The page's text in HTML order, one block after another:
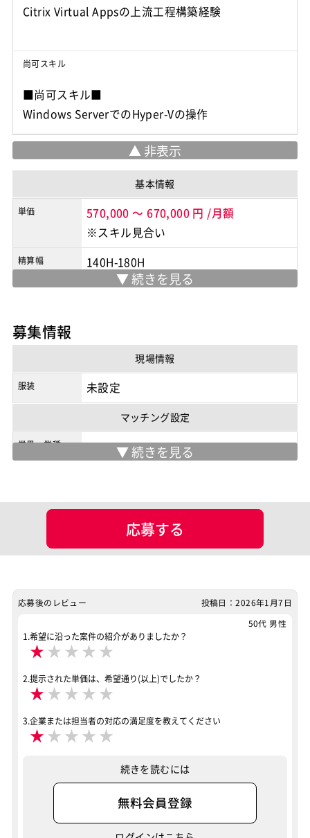
Citrix Virtual Appsの上流工程構築経験
尚可スキル
■尚可スキル■
基本情報
単価 570,000 ～670,000 円 /月額
※スキル見合い
精算幅 140H-180H
勤務地
基本リモート勤務(週1日程度の出社見込
商流 3次以降
募集情報
現場情報
服装 未設定
マッチング設定
業界・業種
スキル Hyper-V
応募する
応募後のレビュー
投稿日：2026年1月7日
50代 男性
1.希望に沿った案件の紹介がありましたか？
★ ★ ★ ★ ★
2.提示された単価は、希望通り(以上)でしたか？
★ ★ ★ ★ ★
3.企業または担当者の対応の満足度を教えてください
★ ★ ★ ★ ★
続きを読むには
無料会員登録